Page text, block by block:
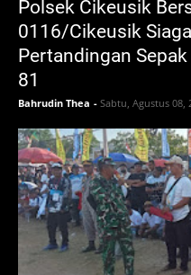
Polsek Cikeusik
0116/Cikeusik
Pertandingan
81
Bahrudin Thea - Sabtu, Agustus 08,